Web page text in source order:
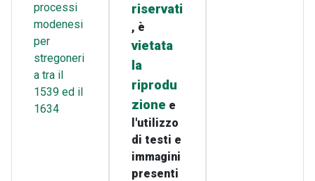
processi
modenesi
per
stregoneri
a tra il
1539 ed il
1634
riservati
, è
vietata
la
riprodu
zione e
l'utilizzo
di testi e
immagini
presenti